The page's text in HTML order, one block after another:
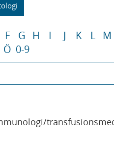
F G H I J K L M
Ö 0-9